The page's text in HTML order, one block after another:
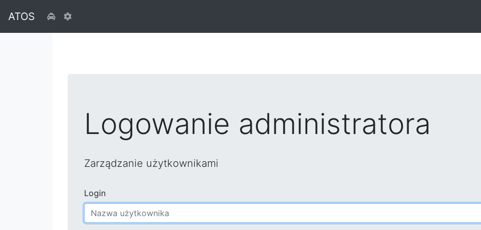
ATOS
Logowanie administratora
Zarządzanie użytkownikami
Login